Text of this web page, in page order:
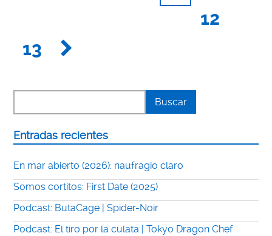
12
13
Entradas recientes
En mar abierto (2026): naufragio claro
Somos cortitos: First Date (2025)
Podcast: ButaCage | Spider-Noir
Podcast: El tiro por la culata | Tokyo Dragon Chef